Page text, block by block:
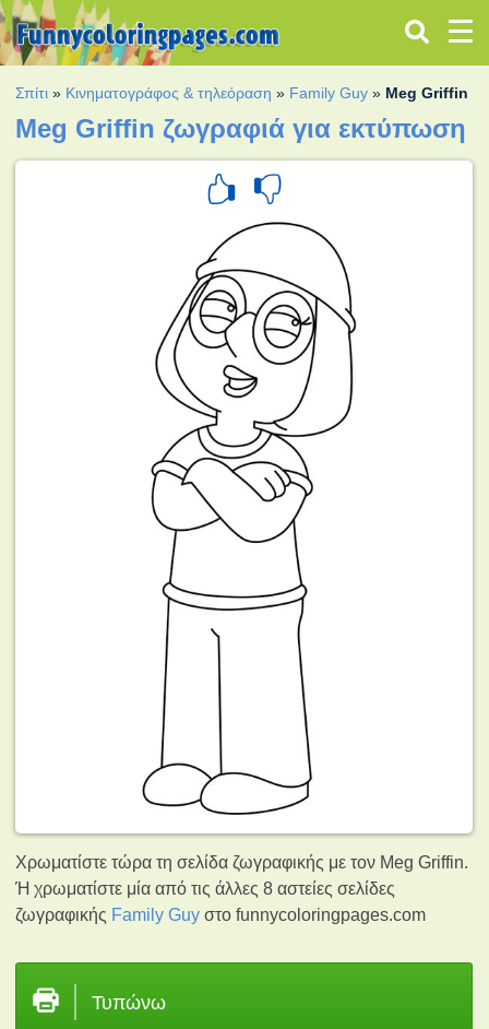
Σπίτι » Κινηματογράφος & τηλεόραση » Family Guy » Meg Griffin
Meg Griffin ζωγραφιά για εκτύπωση
Χρωματίστε τώρα τη σελίδα ζωγραφικής με τον Meg Griffin.
Ή χρωματίστε μία από τις άλλες 8 αστείες σελίδες
ζωγραφικής Family Guy στο funnycoloringpages.com
Τυπώνω